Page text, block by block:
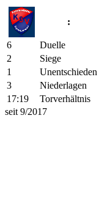
:
6 Duelle
2
Siege
1
Unentschieden
3
Niederlagen
17:19
Torverhältnis
seit 9/2017